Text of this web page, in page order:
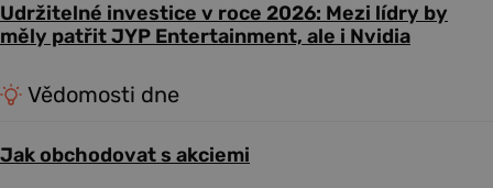
Udržitelné investice v roce 2026: Mezi lídry by
měly patřit JYP Entertainment, ale i Nvidia
Vědomosti dne
Jak obchodovat s akciemi